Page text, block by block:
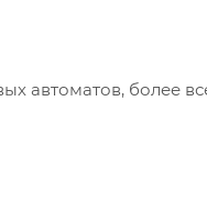
автоматов, более